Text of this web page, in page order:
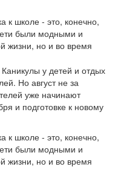
к школе - это, конечно,
были модными и
жизни, но и во время
у детей и отдых
Но август не за
уже начинают
и подготовке к новому
к школе - это, конечно,
были модными и
жизни, но и во время